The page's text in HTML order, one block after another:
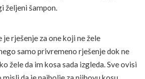
željeni šampon.
rješenje za one koji ne žele
samo privremeno rješenje dok ne
žele da im kosa sada izgleda. Sve ovisi